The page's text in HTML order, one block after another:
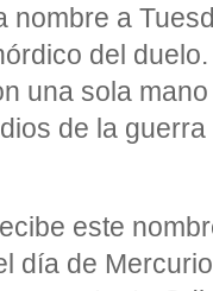
nombre a
del duelo.
una sola
de la
este
día de Mercurio